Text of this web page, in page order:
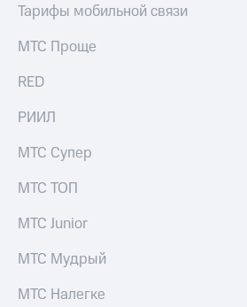
Тарифы мобильной связи
МТС Проще
RED
РИИЛ
МТС Супер
МТС ТОП
МТС Junior
МТС Мудрый
МТС Налегке